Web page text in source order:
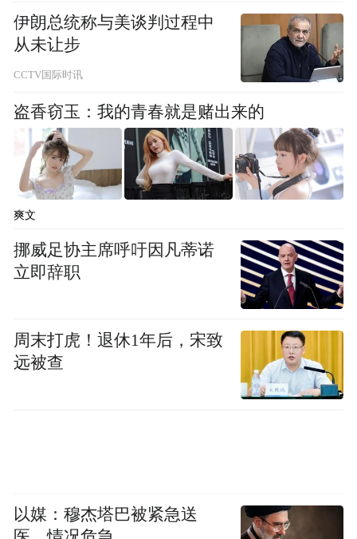
愿’持续撬动基层治理‘大能量’。”
“特别声明：以上作品内容(包括在内的视频、图片或音
频)为凤凰网旗下自媒体平台“大风号”用户上传并发
Notice: The content above (including the videos,
pictures and audios if any) is uploaded and posted
by the user of Dafeng Hao, which is a social media
platform and merely provides information storage
space services.”
伊朗总统称与美谈判过程中
从未让步
CCTV国际时讯
盗香窃玉：我的青春就是赌出来的
爽文
挪威足协主席呼吁因凡蒂诺
立即辞职
周末打虎！退休1年后，宋致
远被查
以媒：穆杰塔巴被紧急送